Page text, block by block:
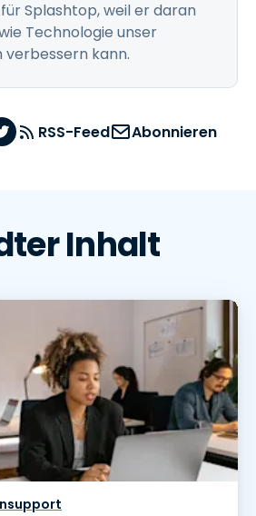
Splashtop, weil er daran
Technologie unser
verbessern kann.
RSS-Feed Abonnieren
Inhalt